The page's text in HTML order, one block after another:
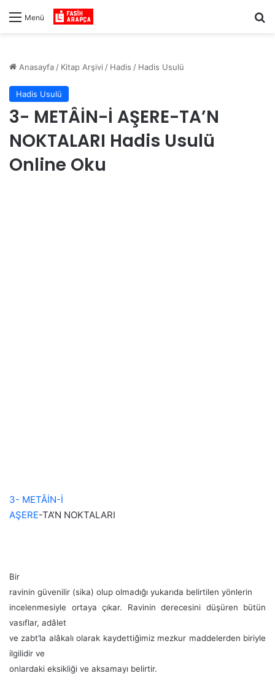
Menü
Anasayfa / Kitap Arşivi / Hadis / Hadis Usulü
Hadis Usulü
3- METÂİN-İ AŞERE-TA’N
NOKTALARI Hadis Usulü
Online Oku
3- METÂİN-İ
AŞERE-TA’N NOKTALARI
Bir
ravinin güvenilir (sika) olup olmadığı yukarıda belirtilen yönlerin
incelenmesiyle ortaya çıkar. Ravinin derecesini düşüren bütün
vasıflar, adâlet
ve zabt’la alâkalı olarak kaydettiğimiz mezkur maddelerden biriyle
ilgilidir ve
onlardaki eksikliği ve aksamayı belirtir.